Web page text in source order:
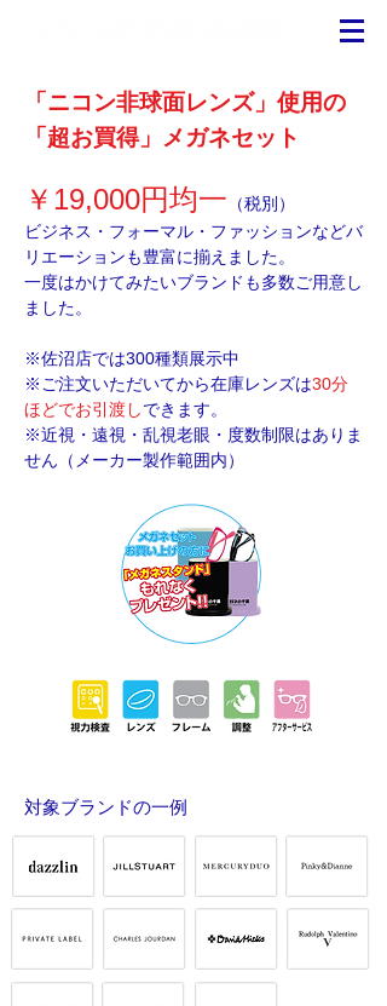
「ニコン非球面レンズ」使用の
「超お買得」メガネセット
￥19,000円均一 （税別）
ビジネス・フォーマル・ファッションなどバ
リエーションも豊富に揃えました。
一度はかけてみたいブランドも多数ご用意し
ました。
※佐沼店では300種類展示中
※ご注文いただいてから在庫レンズは30分
ほどでお引渡しできます。
※近視・遠視・乱視老眼・度数制限はありま
せん（メーカー製作範囲内）
対象ブランドの一例